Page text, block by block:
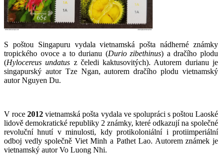
S poštou Singapuru vydala vietnamská pošta nádherné známky
tropického ovoce a to durianu (Durio zibethinus) a dračího plodu
(Hylocereus undatus z čeledi kaktusovitých). Autorem durianu je
singapurský autor Tze Ngan, autorem dračího plodu vietnamský
autor Nguyen Du.
V roce2012 vietnamská pošta vydala ve spolupráci s poštou Laoské
lidově demokratické republiky 2 známky, které odkazují na společné
revoluční hnutí v minulosti, kdy protikoloniální i protiimperiální
odboj vedly společně Viet Minh a Pathet Lao. Autorem známek je
vietnamský autor Vo Luong Nhi.